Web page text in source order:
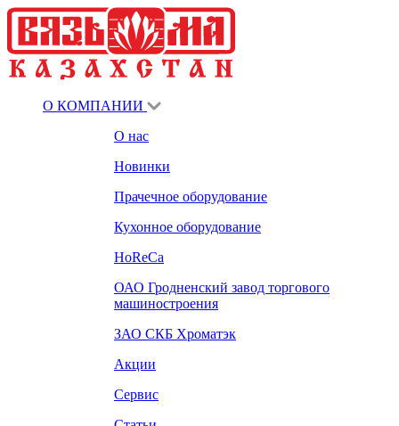
О КОМПАНИИ
О нас
Новинки
Прачечное оборудование
Кухонное оборудование
HoReCa
ОАО Гродненский завод торгового
машиностроения
ЗАО СКБ Хроматэк
Акции
Сервис